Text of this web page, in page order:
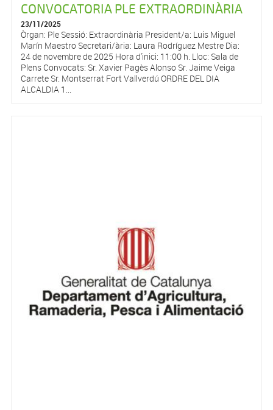
CONVOCATORIA PLE EXTRAORDINÀRIA
23/11/2025
Òrgan: Ple Sessió: Extraordinària President/a: Luis Miguel
Marín Maestro Secretari/ària: Laura Rodríguez Mestre Dia:
24 de novembre de 2025 Hora d'inici: 11:00 h. Lloc: Sala de
Plens Convocats: Sr. Xavier Pagès Alonso Sr. Jaime Veiga
Carrete Sr. Montserrat Fort Vallverdú ORDRE DEL DIA
ALCALDIA 1...